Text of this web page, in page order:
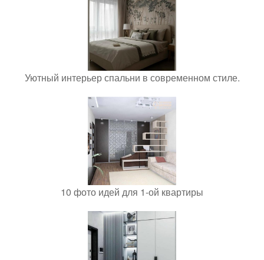
Уютный интерьер спальни в современном стиле.
10 фото идей для 1-ой квартиры